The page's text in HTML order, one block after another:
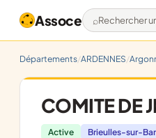
Assoce Rechercher
Départements ARDENNES
COMITE DE
Active Brieulles-sur-Bar